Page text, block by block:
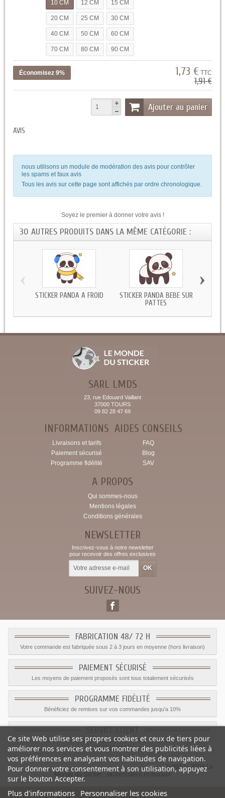
10 CM 12 CM 15 CM
20 CM 25 CM 30 CM
40 CM 50 CM 60 CM
70 CM 80 CM 90 CM
Économisez 9% 1,73 € TTC
1,91 €
Ajouter au panier
AVIS
nous utilisons un module de modération des avis pour contrôler
les spams et faux avis
Tous les avis sur cette page sont affichés par ordre chronologique.
Soyez le premier à donner votre avis !
30 AUTRES PRODUITS DANS LA MÊME CATÉGORIE :
STICKER PANDA A FROID
STICKER PANDA BEBE SUR
PATTES
‹ ›
SARL LMDS
23, rue Edouard Vaillant
37000 TOURS
09 82 28 47 69
INFORMATIONS
Livraisons et tarifs
Paiement sécurisé
Programme fidélité
AIDES CONSEILS
FAQ
Blog
SAV
A PROPOS
Qui sommes-nous
Mentions légales
Conditions générales
NEWSLETTER
Inscrivez-vous à notre newsletter
pour recevoir des offres exclusives
SUIVEZ-NOUS
FABRICATION 48/ 72 H
Votre commande est fabriquée sous 2 à 3 jours en moyenne (hors livraison)
PAIEMENT SÉCURISÉ
Les moyens de paiement proposés sont tous totalement sécurisés
PROGRAMME FIDÉLITÉ
Bénéficiez de remises sur vos commandes jusqu'a 10%
Le service client est a votre disposition du lundi au vendredi de 8h à 17h
09.82.28.47.69.
© 2012 - 2026 Le
Monde du Sticker :
stickers déco et muraux
Ce site Web utilise ses propres cookies et ceux de tiers pour
améliorer nos services et vous montrer des publicités liées à
vos préférences en analysant vos habitudes de navigation.
Pour donner votre consentement à son utilisation, appuyez
sur le bouton Accepter.
Plus d'informations Personnaliser les cookies